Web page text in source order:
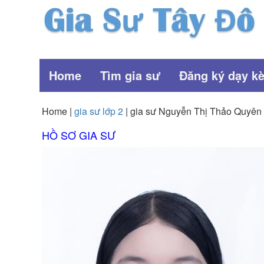
Home Tìm gia sư Đăng ký dạy
Home |gia sư lớp 2 | gia sư Nguyễn Thị Thảo Quyên
HỒ SƠ GIA SƯ